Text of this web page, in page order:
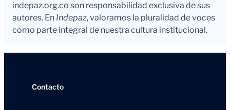
indepaz.org.co son responsabilidad exclusiva de sus
autores. En Indepaz, valoramos la pluralidad de voces
como parte integral de nuestra cultura institucional.
Contacto